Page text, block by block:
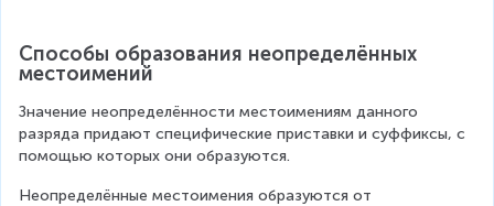
Способы образования неопределённых
местоимений
Значение неопределённости местоимениям данного
разряда придают специфические приставки и суффиксы, с
помощью которых они образуются.
Неопределённые местоимения образуются от